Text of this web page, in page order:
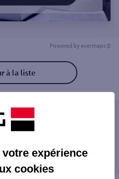
Powered by evermaps ©
à la liste
à proximité
expérience
cookies